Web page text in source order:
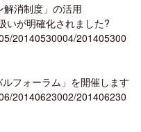
消制度」の活用
いが明確化されました?
20140530004/201405300
フォーラム」を開催します
20140623002/201406230